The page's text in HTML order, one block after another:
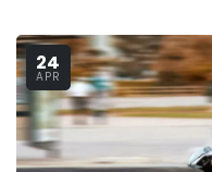
24
APR